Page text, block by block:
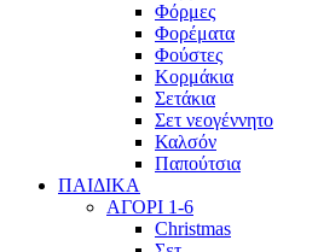
Φόρμες
Φορέματα
Φούστες
Κορμάκια
Σετάκια
Σετ νεογέννητο
Καλσόν
Παπούτσια
ΠΑΙΔΙΚΑ
ΑΓΟΡΙ 1-6
Christmas